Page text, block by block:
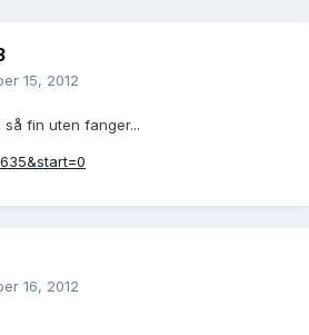
15, 2012
fin uten fanger...
16, 2012